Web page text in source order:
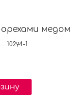
10294-1